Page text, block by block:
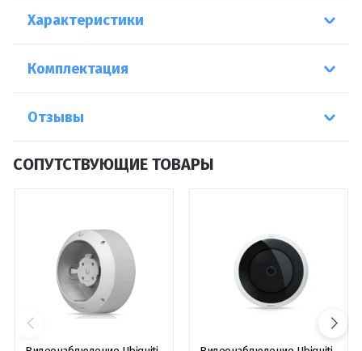
Характеристики
Комплектация
Отзывы
СОПУТСТВУЮЩИЕ ТОВАРЫ